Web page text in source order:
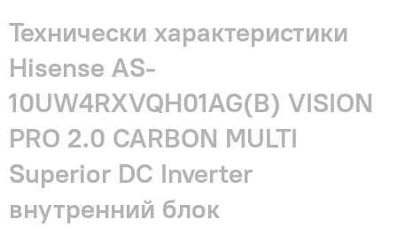
Технически характеристики
Hisense AS-
10UW4RXVQH01AG(B) VISION
PRO 2.0 CARBON MULTI
Superior DC Inverter
внутренний блок